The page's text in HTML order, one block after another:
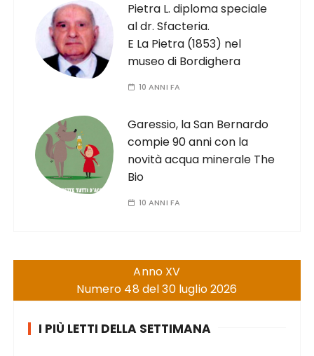
Pietra L. diploma speciale
al dr. Sfacteria.
E La Pietra (1853) nel
museo di Bordighera
10 ANNI FA
Garessio, la San Bernardo
compie 90 anni con la
novità acqua minerale The
Bio
10 ANNI FA
Anno XV
Numero 48 del 30 luglio 2026
I PIÙ LETTI DELLA SETTIMANA